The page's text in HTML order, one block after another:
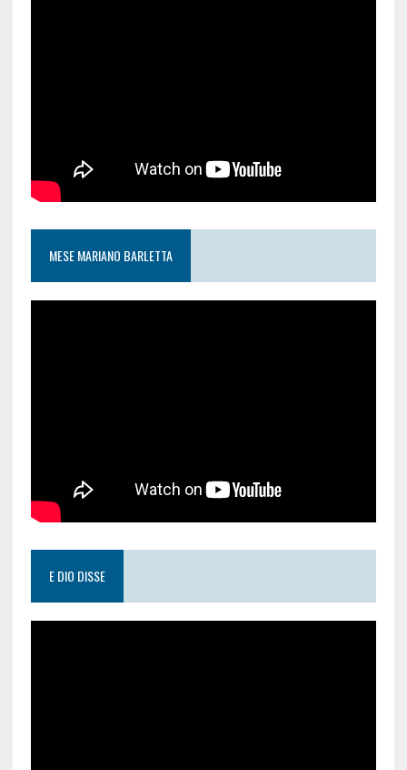
MESE MARIANO BARLETTA
E DIO DISSE